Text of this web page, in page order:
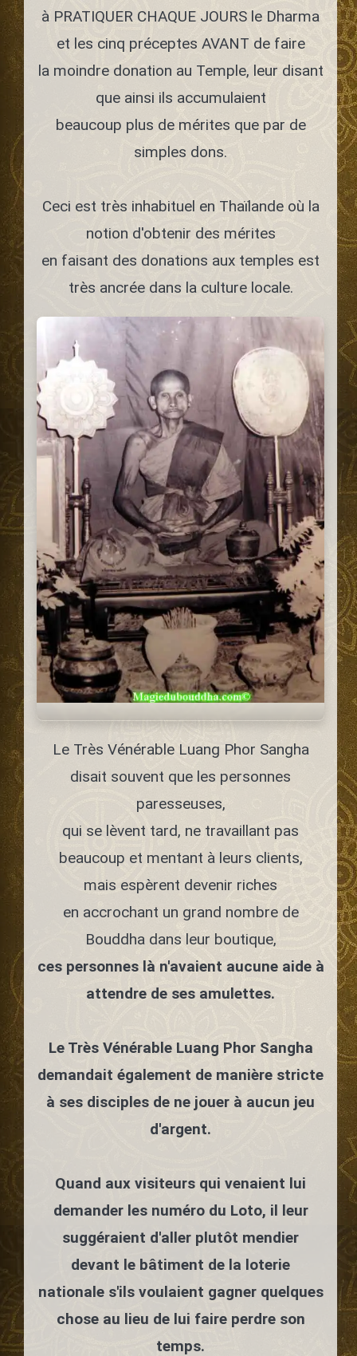
à PRATIQUER CHAQUE JOURS le Dharma
et les cinq préceptes AVANT de faire
la moindre donation au Temple, leur disant
que ainsi ils accumulaient
beaucoup plus de mérites que par de
simples dons.
Ceci est très inhabituel en Thaïlande où la
notion d'obtenir des mérites
en faisant des donations aux temples est
très ancrée dans la culture locale.
Le Très Vénérable Luang Phor Sangha
disait souvent que les personnes
paresseuses,
qui se lèvent tard, ne travaillant pas
beaucoup et mentant à leurs clients,
mais espèrent devenir riches
en accrochant un grand nombre de
Bouddha dans leur boutique,
ces personnes là n'avaient aucune aide à
attendre de ses amulettes.
Le Très Vénérable Luang Phor Sangha
demandait également de manière stricte
à ses disciples de ne jouer à aucun jeu
d'argent.
Quand aux visiteurs qui venaient lui
demander les numéro du Loto, il leur
suggéraient d'aller plutôt mendier
devant le bâtiment de la loterie
nationale s'ils voulaient gagner quelques
chose au lieu de lui faire perdre son
temps.